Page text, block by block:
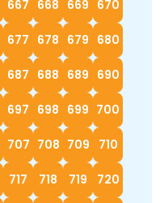
667 668 669 670
677 678 679 680
687 688 689 690
697 698 699 700
707 708 709 710
717 718 719 720